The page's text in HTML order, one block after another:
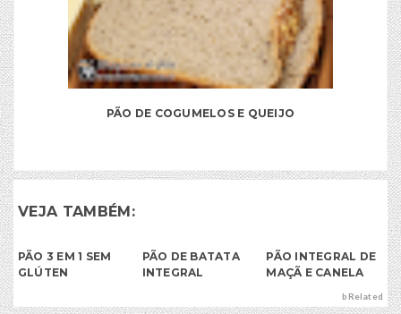
PÃO DE COGUMELOS E QUEIJO
VEJA TAMBÉM:
PÃO 3 EM 1 SEM
GLÚTEN
PÃO DE BATATA
INTEGRAL
PÃO INTEGRAL DE
MAÇÃ E CANELA
bRelated